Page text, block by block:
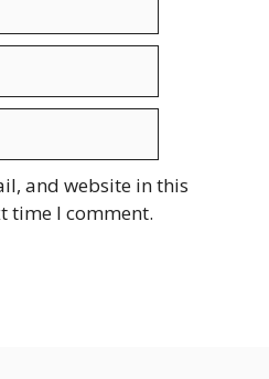
and website in this
time I comment.